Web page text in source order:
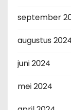
september
augustus
juni 2024
mei 2024